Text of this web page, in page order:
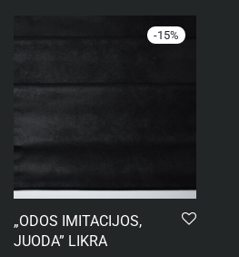
-15%
„ODOS IMITACIJOS,
JUODA” LIKRA